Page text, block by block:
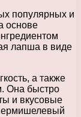
популярных и
основе
лапша в виде
а также
Она быстро
и вкусовые